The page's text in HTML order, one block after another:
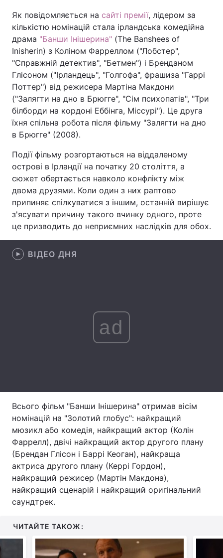
Техно і зв'язок Лайт
Інциденти
Здоров'я Туризм
Цікавинки Погода
Екологія Регіони
Лонгріди
Відео з Youtube Статті
Інтерв'ю Думки
Архів Вакансії
Контакти
Послуги
Як повідомляється на сайті премії, лідером за
кількістю номінацій стала ірландська комедійна
драма "Банши Інішерина" (The Banshees of
Inisherin) з Коліном Фарреллом ("Лобстер",
"Справжній детектив", "Бетмен") і Бренданом
Глісоном ("Ірландець", "Голгофа", фрашиза "Гаррі
Поттер") від режисера Мартіна Макдони
("Залягти на дно в Брюгге", "Сім психопатів", "Три
білборди на кордоні Еббінга, Міссурі"). Це друга
їхня спільна робота після фільму "Залягти на дно
в Брюгге" (2008).
Події фільму розгортаються на віддаленому
острові в Ірландії на початку 20 століття, а
сюжет обертається навколо конфлікту між
двома друзями. Коли один з них раптово
припиняє спілкуватися з іншим, останній вирішує
з'ясувати причину такого вчинку одного, проте
це призводить до неприємних наслідків для обох.
ВІДЕО ДНЯ
ad
Всього фільм "Банши Інішерина" отримав вісім
номінацій на "Золотий глобус": найкращий
мюзикл або комедія, найкращий актор (Колін
Фаррелл), двічі найкращий актор другого плану
(Брендан Глісон і Баррі Кеоган), найкраща
актриса другого плану (Керрі Гордон),
найкращий режисер (Мартін Макдона),
найкращий сценарій і найкращий оригінальний
саундтрек.
ЧИТАЙТЕ ТАКОЖ: